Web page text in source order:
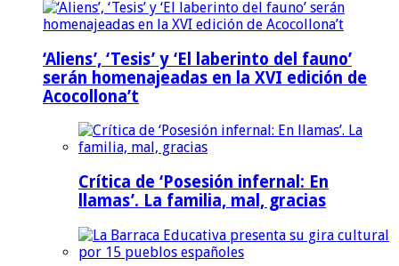
‘Aliens’, ‘Tesis’ y ‘El laberinto del fauno’
serán homenajeadas en la XVI edición de
Acocollona’t
Crítica de ‘Posesión infernal: En
llamas’. La familia, mal, gracias